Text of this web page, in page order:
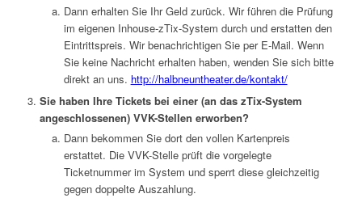
Dann erhalten Sie Ihr Geld zurück. Wir führen die Prüfung
im eigenen Inhouse-zTix-System durch und erstatten den
Eintrittspreis. Wir benachrichtigen Sie per E-Mail. Wenn
Sie keine Nachricht erhalten haben, wenden Sie sich bitte
direkt an uns. http://halbneuntheater.de/kontakt/
Sie haben Ihre Tickets bei einer (an das zTix-System
angeschlossenen) VVK-Stellen erworben?
Dann bekommen Sie dort den vollen Kartenpreis
erstattet. Die VVK-Stelle prüft die vorgelegte
Ticketnummer im System und sperrt diese gleichzeitig
gegen doppelte Auszahlung.